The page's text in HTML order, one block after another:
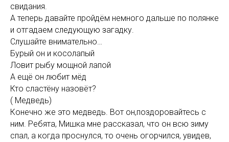
свидания.
А теперь давайте пройдём немного дальше по полянке
и отгадаем следующую загадку.
Слушайте внимательно…
Бурый он и косолапый
Ловит рыбу мощной лапой
А ещё он любит мёд
Кто сластёну назовёт?
( Медведь)
Конечно же это медведь. Вот он,поздоровайтесь с
ним. Ребята, Мишка мне рассказал, что он всю зиму
спал, а когда проснулся, то очень огорчился, увидев,